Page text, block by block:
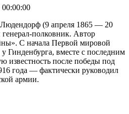
00:00:00
(9 апреля 1865 — 20
полковник. Автор
С начала Первой мировой
Гинденбурга, вместе с последним
известность после победы под
года — фактически руководил
армии.